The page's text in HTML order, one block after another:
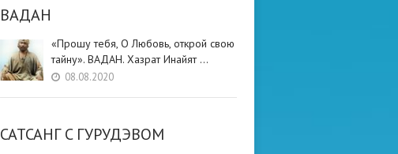
ВАДАН
«Прошу тебя, О Любовь, открой свою
тайну». ВАДАН. Хазрат Инайят …
08.08.2020
САТСАНГ C ГУРУДЭВОМ